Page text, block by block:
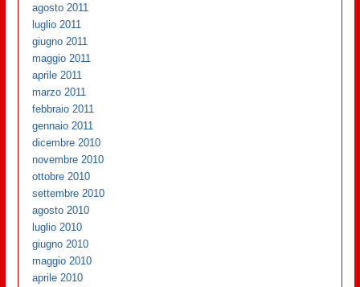
agosto 2011
luglio 2011
giugno 2011
maggio 2011
aprile 2011
marzo 2011
febbraio 2011
gennaio 2011
dicembre 2010
novembre 2010
ottobre 2010
settembre 2010
agosto 2010
luglio 2010
giugno 2010
maggio 2010
aprile 2010